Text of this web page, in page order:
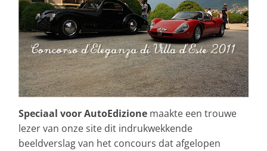
Speciaal voor AutoEdizione maakte een trouwe
lezer van onze site dit indrukwekkende
beeldverslag van het concours dat afgelopen